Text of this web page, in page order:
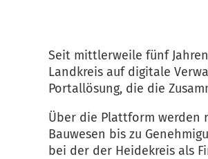
Seit mittlerweile fünf
Landkreis auf digitale
Portallösung, die die
Über die Plattform werden
Bauwesen bis zu
bei der der Heidekreis als